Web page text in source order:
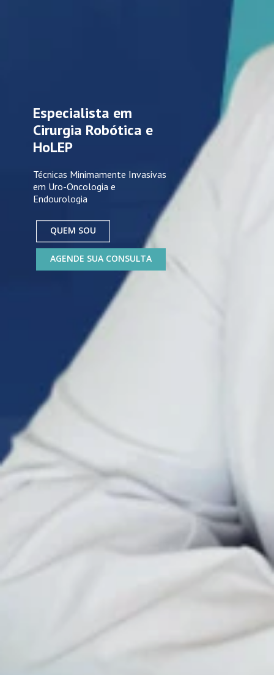
Especialista em
Cirurgia Robótica e
HoLEP
Técnicas Minimamente Invasivas
em Uro-Oncologia e
Endourologia
QUEM SOU
AGENDE SUA CONSULTA